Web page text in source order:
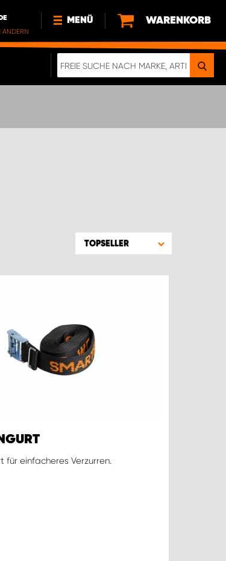
DE
ÄNDERN
MENÜ
NEWS
WARENKORB
TOPSELLER
für einfacheres Verzurren.